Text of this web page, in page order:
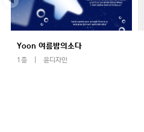
Yoon 여름밤의소다
1종 윤디자인